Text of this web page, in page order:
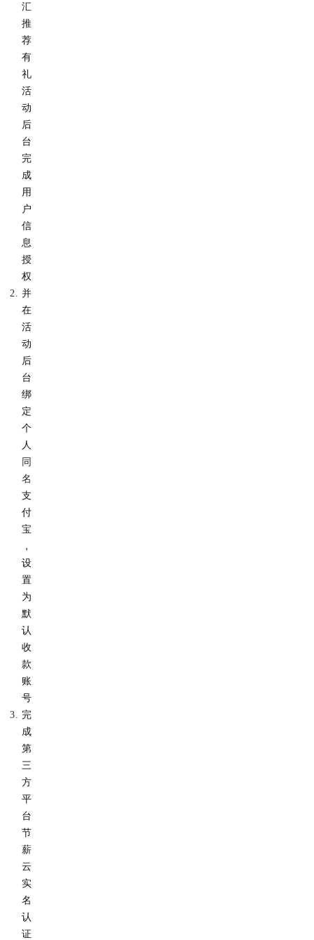
汇
推
荐
有
礼
活
动
后
台
完
成
用
户
信
息
授
权
并
在
活
动
后
台
绑
定
个
人
同
名
支
付
宝
，
设
置
为
默
认
收
款
账
号
完
成
第
三
方
平
台
节
薪
云
实
名
认
证